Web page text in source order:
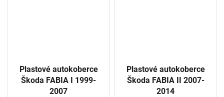
Plastové autokoberce
Škoda FABIA I 1999-
2007
Plastové autokoberce
Škoda FABIA II 2007-
2014